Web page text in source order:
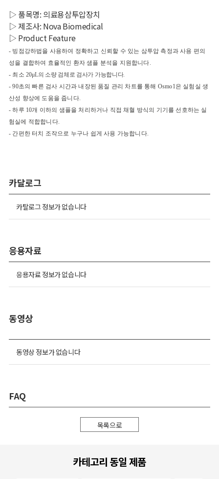
▷ 품목명: 의료용삼투압장치
▷ 제조사: Nova Biomedical
▷ Product Feature
- 빙점강하법을 사용하여 정확하고 신뢰할 수 있는 삼투압 측정과 사용 편의
성을 결합하여 효율적인 환자 샘플 분석을 지원합니다.
- 최소 20μL의 소량 검체로 검사가 가능합니다.
- 90초의 빠른 검사 시간과 내장된 품질 관리 차트를 통해 Osmo1은 실험실 생
산성 향상에 도움을 줍니다.
- 하루 10개 이하의 샘플을 처리하거나 직접 채혈 방식의 기기를 선호하는 실
험실에 적합합니다.
- 간편한 터치 조작으로 누구나 쉽게 사용 가능합니다.
카달로그
카탈로그 정보가 없습니다
응용자료
응용자료 정보가 없습니다
동영상
동영상 정보가 없습니다
FAQ
목록으로
카테고리 동일 제품